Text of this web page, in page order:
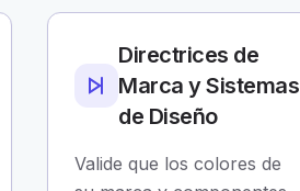
Directrices de
Marca y Sistemas
de Diseño
Valide que los colores de